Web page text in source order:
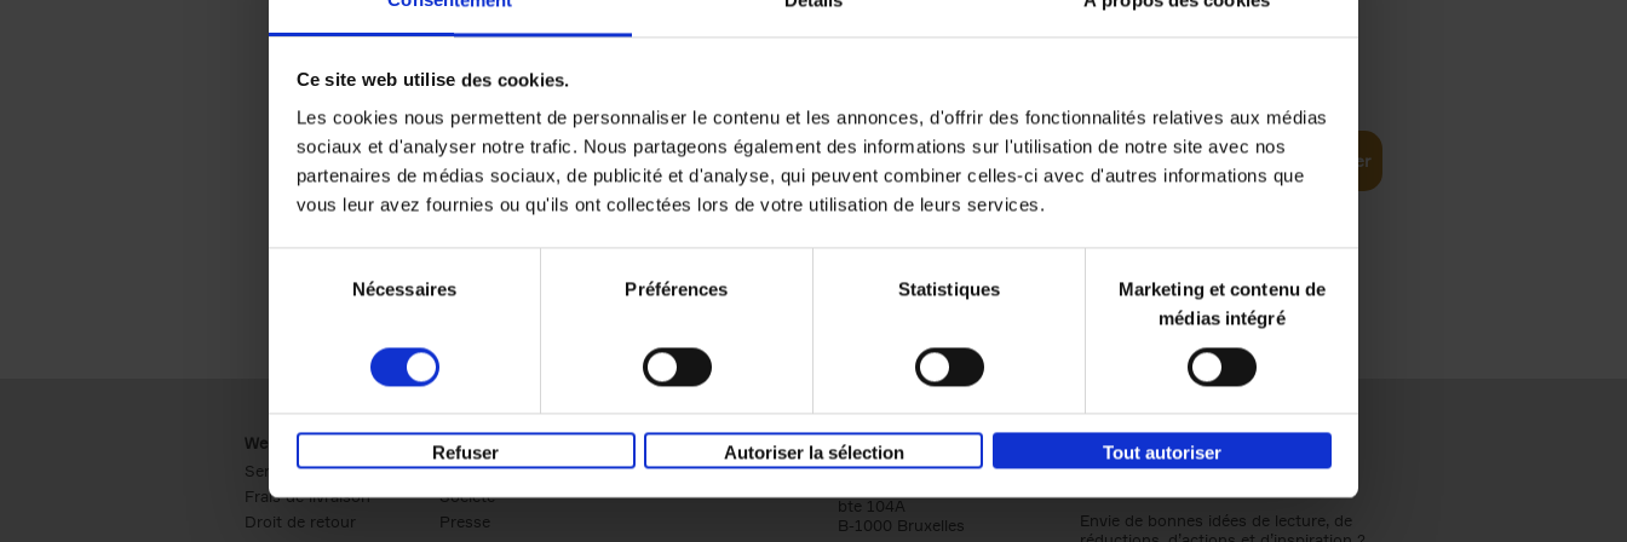
Ce site web utilise des cookies.
Les cookies nous permettent de personnaliser le contenu et les annonces, d'offrir des fonctionnalités relatives aux médias
sociaux et d'analyser notre trafic. Nous partageons également des informations sur l'utilisation de notre site avec nos
partenaires de médias sociaux, de publicité et d'analyse, qui peuvent combiner celles-ci avec d'autres informations que
vous leur avez fournies ou qu'ils ont collectées lors de votre utilisation de leurs services.
Nécessaires Préférences Statistiques
Marketing et contenu de
médias intégré
Refuser Autoriser la sélection Tout autoriser
Planning to Promoting
Clo Willaerts
Couverture souple
352 Ajouter au panier
Webshop
Service clients
Frais de livraison
Droit de retour
Business
Ventes
Société
Presse
Société
Qui sommes-nous?
Éditions Racine
Tour & Taxis
bte 104A
B-1000 Bruxelles
Envie de bonnes idées de lecture, de